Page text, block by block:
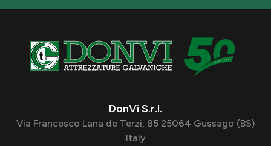
DonVi S.r.l.
Via Francesco Lana de Terzi, 85 25064 Gussago (BS)
Italy